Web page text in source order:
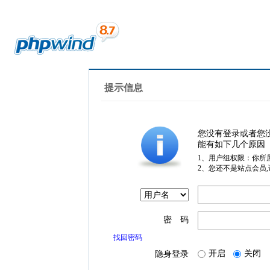
提示信息
您没有登录或者您
能有如下几个原因
1、用户组权限：你所
2、您还不是站点会员
密 码
找回密码
隐身登录 开启 关闭